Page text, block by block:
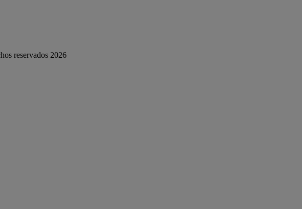
reservados 2026